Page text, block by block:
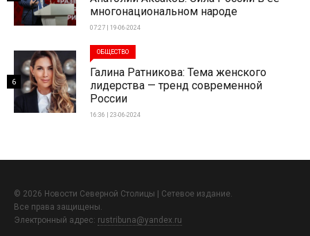
многонациональном народе
07:27 | 19-06-2024
ОБЩЕСТВО
Галина Ратникова: Тема женского
лидерства — тренд современной
России
16:36 | 23-06-2024
6
© 2026 Новости Северной Столицы | Сетевое издание.
Все права защищены.
Электронный адрес: rustribuna@yandex.ru